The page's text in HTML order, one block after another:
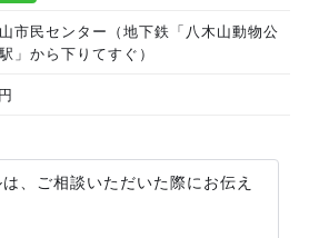
市民センター（地下鉄「八木山動物公
」から下りてすぐ）
、ご相談いただいた際にお伝え